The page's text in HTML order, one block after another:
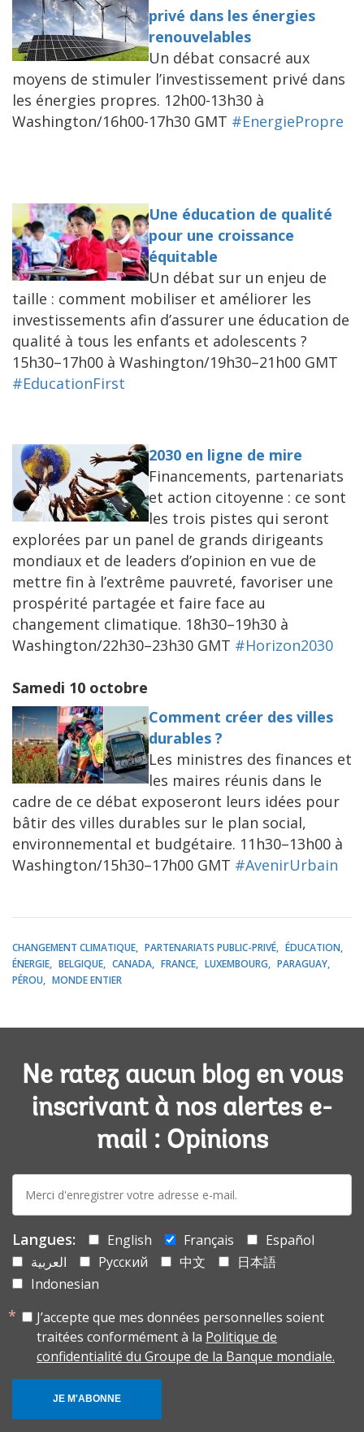
privé dans les énergies
renouvelables
Un débat consacré aux
moyens de stimuler l’investissement privé dans
les énergies propres. 12h00-13h30 à
Washington/16h00-17h30 GMT #EnergiePropre
Une éducation de qualité
pour une croissance
équitable
Un débat sur un enjeu de
taille : comment mobiliser et améliorer les
investissements afin d’assurer une éducation de
qualité à tous les enfants et adolescents ?
15h30–17h00 à Washington/19h30–21h00 GMT
#EducationFirst
2030 en ligne de mire
Financements, partenariats
et action citoyenne : ce sont
les trois pistes qui seront
explorées par un panel de grands dirigeants
mondiaux et de leaders d’opinion en vue de
mettre fin à l’extrême pauvreté, favoriser une
prospérité partagée et faire face au
changement climatique. 18h30–19h30 à
Washington/22h30–23h30 GMT #Horizon2030
Samedi 10 octobre
Comment créer des villes
durables ?
Les ministres des finances et
les maires réunis dans le
cadre de ce débat exposeront leurs idées pour
bâtir des villes durables sur le plan social,
environnemental et budgétaire. 11h30–13h00 à
Washington/15h30–17h00 GMT #AvenirUrbain
CHANGEMENT CLIMATIQUE PARTENARIATS PUBLIC-PRIVÉ
ÉDUCATION
ÉNERGIE
BELGIQUE CANADA FRANCE LUXEMBOURG
PARAGUAY
PÉROU
MONDE ENTIER
Ne ratez aucun blog en vous
inscrivant à nos alertes e-
mail : Opinions
mail:
Langues: English Français
Español
العربية
Русский 中文
日本語
Indonesian
J’accepte que mes données personnelles soient
traitées conformément à la Politique de
confidentialité du Groupe de la Banque mondiale.
JE M'ABONNE